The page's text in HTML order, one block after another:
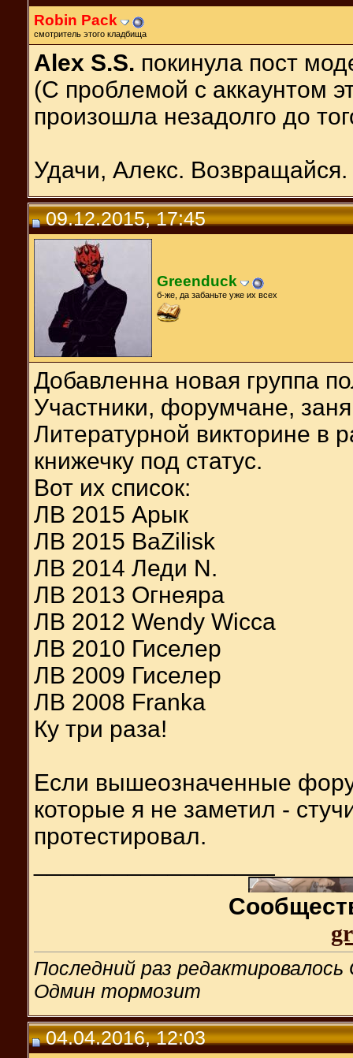
Robin Pack
смотритель этого кладбища
Alex S.S. покинула пост
(С проблемой с аккаунтом
произошла незадолго до
Удачи, Алекс. Возвращайся.
09.12.2015, 17:45
Greenduck
б-же, да забаньте уже их всех
Добавленна новая группа
Участники, форумчане,
Литературной викторине в
книжечку под статус.
Вот их список:
ЛВ 2015 Арык
ЛВ 2015 BaZilisk
ЛВ 2014 Леди N.
ЛВ 2013 Огнеяра
ЛВ 2012 Wendy Wicca
ЛВ 2010 Гиселер
ЛВ 2009 Гиселер
ЛВ 2008 Franka
Ку три раза!
Если вышеозначенные
которые я не заметил -
протестировал.
Последний раз
Одмин тормозит
04.04.2016, 12:03